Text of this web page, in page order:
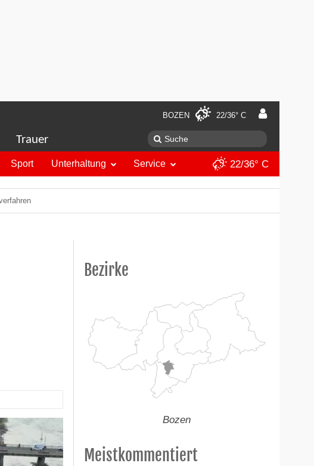
BOZEN 22/36° C
Trauer
Sport Unterhaltung Service 22/36° C
Bezirke
Bozen
Meistkommentiert